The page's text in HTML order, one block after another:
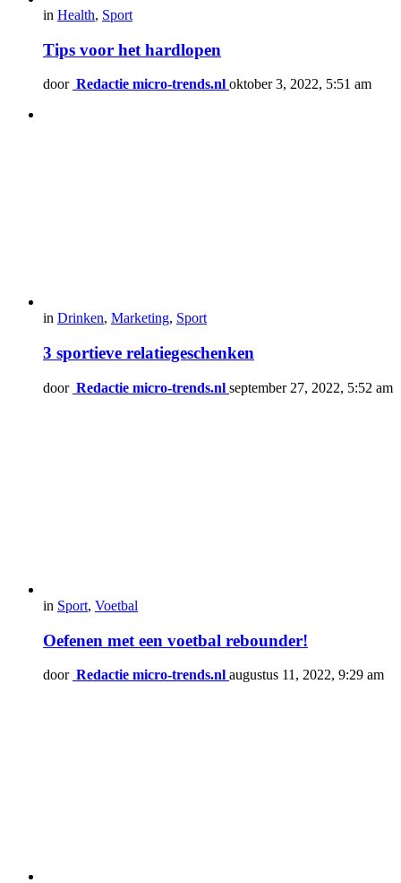
in Health, Sport
Tips voor het hardlopen
door Redactie micro-trends.nl oktober 3, 2022, 5:51 am
in Drinken, Marketing, Sport
3 sportieve relatiegeschenken
door Redactie micro-trends.nl september 27, 2022, 5:52 am
in Sport, Voetbal
Oefenen met een voetbal rebounder!
door Redactie micro-trends.nl augustus 11, 2022, 9:29 am